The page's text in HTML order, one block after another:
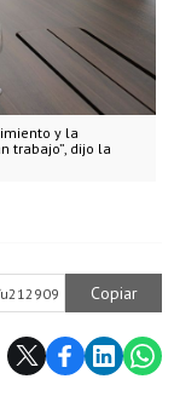
y la
trabajo”, dijo la
Copiar